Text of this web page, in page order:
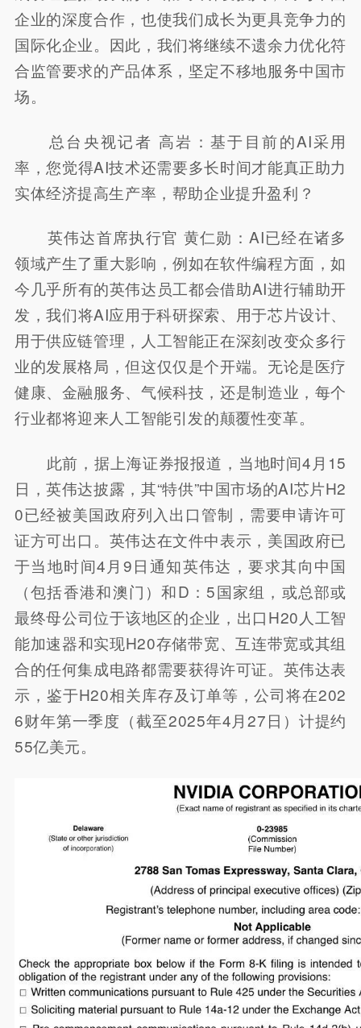
企业的深度合作，也使我们成长为更具竞争力的
国际化企业。因此，我们将继续不遗余力优化符
合监管要求的产品体系，坚定不移地服务中国市
场。
总台央视记者 高岩：基于目前的AI采用
率，您觉得AI技术还需要多长时间才能真正助力
实体经济提高生产率，帮助企业提升盈利？
英伟达首席执行官 黄仁勋：AI已经在诸多
领域产生了重大影响，例如在软件编程方面，如
今几乎所有的英伟达员工都会借助AI进行辅助开
发，我们将AI应用于科研探索、用于芯片设计、
用于供应链管理，人工智能正在深刻改变众多行
业的发展格局，但这仅仅是个开端。无论是医疗
健康、金融服务、气候科技，还是制造业，每个
行业都将迎来人工智能引发的颠覆性变革。
此前，据上海证券报报道，当地时间4月15
日，英伟达披露，其“特供”中国市场的AI芯片H2
0已经被美国政府列入出口管制，需要申请许可
证方可出口。英伟达在文件中表示，美国政府已
于当地时间4月9日通知英伟达，要求其向中国
（包括香港和澳门）和D：5国家组，或总部或
最终母公司位于该地区的企业，出口H20人工智
能加速器和实现H20存储带宽、互连带宽或其组
合的任何集成电路都需要获得许可证。英伟达表
示，鉴于H20相关库存及订单等，公司将在202
6财年第一季度（截至2025年4月27日）计提约
55亿美元。